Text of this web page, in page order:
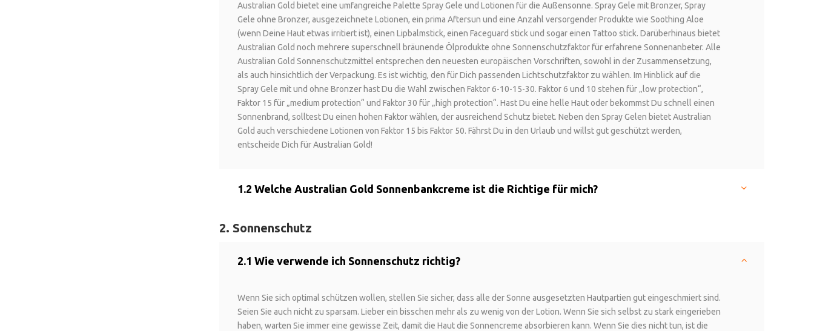
Australian Gold bietet eine umfangreiche Palette Spray Gele und Lotionen für die Außensonne. Spray Gele mit Bronzer, Spray
Gele ohne Bronzer, ausgezeichnete Lotionen, ein prima Aftersun und eine Anzahl versorgender Produkte wie Soothing Aloe
(wenn Deine Haut etwas irritiert ist), einen Lipbalmstick, einen Faceguard stick und sogar einen Tattoo stick. Darüberhinaus bietet
Australian Gold noch mehrere superschnell bräunende Ölprodukte ohne Sonnenschutzfaktor für erfahrene Sonnenanbeter. Alle
Australian Gold Sonnenschutzmittel entsprechen den neuesten europäischen Vorschriften, sowohl in der Zusammensetzung,
als auch hinsichtlich der Verpackung. Es ist wichtig, den für Dich passenden Lichtschutzfaktor zu wählen. Im Hinblick auf die
Spray Gele mit und ohne Bronzer hast Du die Wahl zwischen Faktor 6-10-15-30. Faktor 6 und 10 stehen für „low protection“,
Faktor 15 für „medium protection“ und Faktor 30 für „high protection“. Hast Du eine helle Haut oder bekommst Du schnell einen
Sonnenbrand, solltest Du einen hohen Faktor wählen, der ausreichend Schutz bietet. Neben den Spray Gelen bietet Australian
Gold auch verschiedene Lotionen von Faktor 15 bis Faktor 50. Fährst Du in den Urlaub und willst gut geschützt werden,
entscheide Dich für Australian Gold!
1.2 Welche Australian Gold Sonnenbankcreme ist die Richtige für mich?
2. Sonnenschutz
2.1 Wie verwende ich Sonnenschutz richtig?
Wenn Sie sich optimal schützen wollen, stellen Sie sicher, dass alle der Sonne ausgesetzten Hautpartien gut eingeschmiert sind.
Seien Sie auch nicht zu sparsam. Lieber ein bisschen mehr als zu wenig von der Lotion. Wenn Sie sich selbst zu stark eingerieben
haben, warten Sie immer eine gewisse Zeit, damit die Haut die Sonnencreme absorbieren kann. Wenn Sie dies nicht tun, ist die